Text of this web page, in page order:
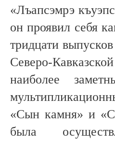
«Лъапсэмрэ
он проявил себя
тридцати
Северо-
наиболее
«Сын камня» и
была